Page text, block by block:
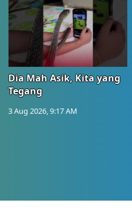
Dia Mah Asik, Kita yang
Tegang
3 Aug 2026, 9:17 AM